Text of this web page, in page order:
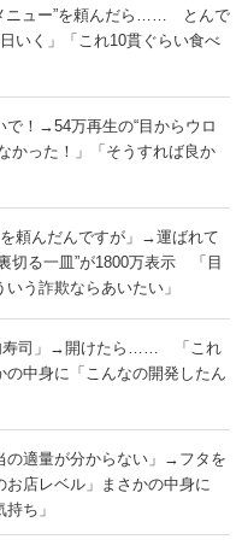
ニュー”を頼んだら…… とんで
いく」「これ10貫ぐらい食べ
で！→54万再生の“目からウロ
かった！」「そうすれば良か
頼んだんですが」→運ばれて
る一皿”が1800万表示 「目
う詐欺ならあいたい」
寿司」→開けたら…… 「これ
中身に「こんなの開発したん
の適量が分からない」→フタを
店レベル」まさかの中身に
ち」